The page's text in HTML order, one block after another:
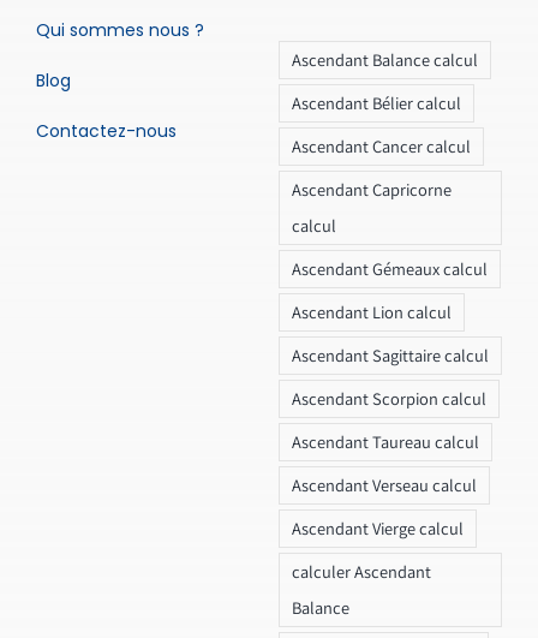
Qui sommes nous ?
Blog
Contactez-nous
Ascendant Balance calcul
Ascendant Bélier calcul
Ascendant Cancer calcul
Ascendant Capricorne
calcul
Ascendant Gémeaux calcul
Ascendant Lion calcul
Ascendant Sagittaire calcul
Ascendant Scorpion calcul
Ascendant Taureau calcul
Ascendant Verseau calcul
Ascendant Vierge calcul
calculer Ascendant
Balance